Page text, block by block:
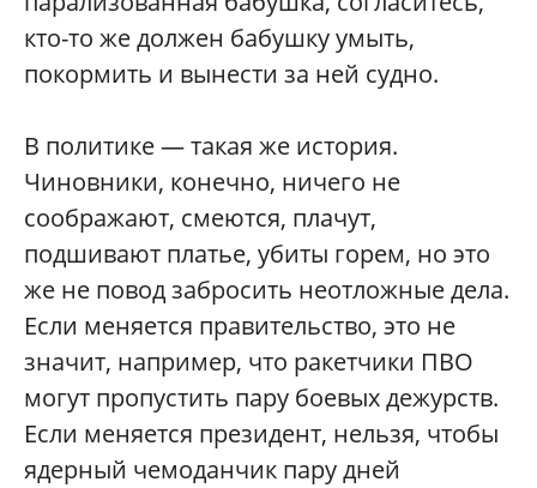
кто-то же должен бабушку умыть,
покормить и вынести за ней судно.
В политике — такая же история.
Чиновники, конечно, ничего не
соображают, смеются, плачут,
подшивают платье, убиты горем, но это
же не повод забросить неотложные дела.
Если меняется правительство, это не
значит, например, что ракетчики ПВО
могут пропустить пару боевых дежурств.
Если меняется президент, нельзя, чтобы
ядерный чемоданчик пару дней